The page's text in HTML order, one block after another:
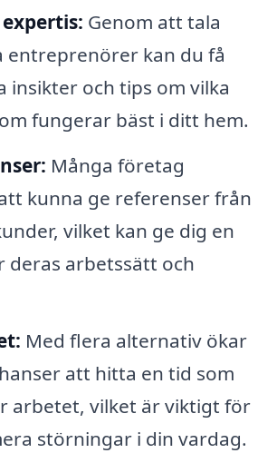
expertis: Genom att tala
entreprenörer kan du få
insikter och tips om vilka
fungerar bäst i ditt hem.
Många företag
kunna ge referenser från
vilket kan ge dig en
deras arbetssätt och
Med flera alternativ ökar
att hitta en tid som
arbetet, vilket är viktigt för
störningar i din vardag.